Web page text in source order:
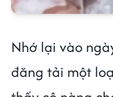
Nhớ lại vào
đăng tải một